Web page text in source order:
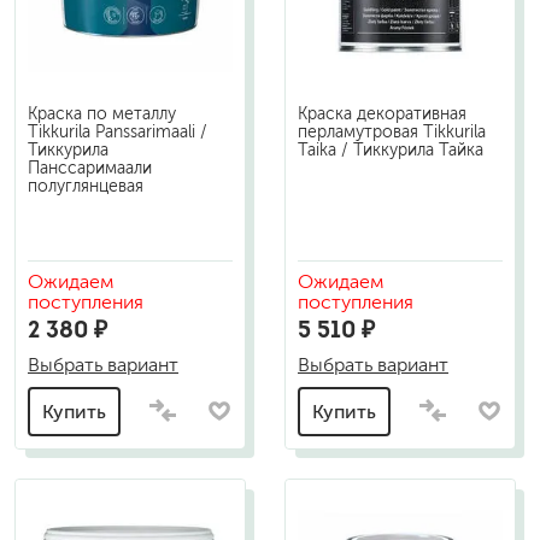
Краска по металлу
Tikkurila Panssarimaali /
Тиккурила
Панссаримаали
полуглянцевая
Ожидаем
поступления
2 380 ₽
Выбрать вариант
Купить
Краска декоративная
перламутровая Tikkurila
Taika / Тиккурила Тайка
Ожидаем
поступления
5 510 ₽
Выбрать вариант
Купить